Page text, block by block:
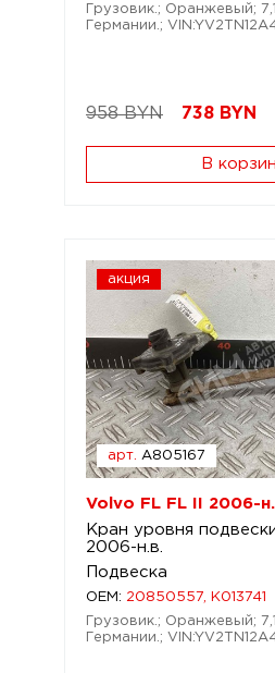
Грузовик.; Оранжевый;
Германии.;
958 BYN 738 BYN
В
акция
арт. A805167
Volvo FL FL II 2006-
Кран уровня
2006-н.в.
Подвеска
OEM: 20850557, K013741
Грузовик.; Оранжевый;
Германии.;